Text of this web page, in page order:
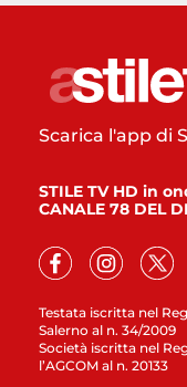
Testata iscritta nel
Salerno al n. 34/2009
Società iscritta nel
l’AGCOM al n. 20133
Scarica l'app di
STILE TV HD in
CANALE 78 DEL